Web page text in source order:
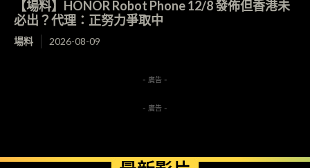
【場料】HONOR Robot Phone 12/8 發佈但香港未
必出？代理：正努力爭取中
場料 2026-08-09
- 廣告 -
- 廣告 -